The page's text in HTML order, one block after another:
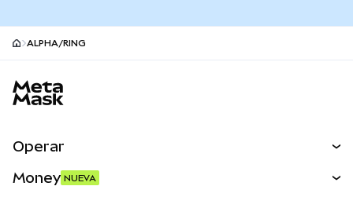
ALPHA/RING
Operar
Money NUEVA